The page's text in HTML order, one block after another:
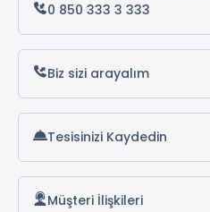
0 850 333 3 333
Biz sizi arayalım
Tesisinizi Kaydedin
Müşteri İlişkileri